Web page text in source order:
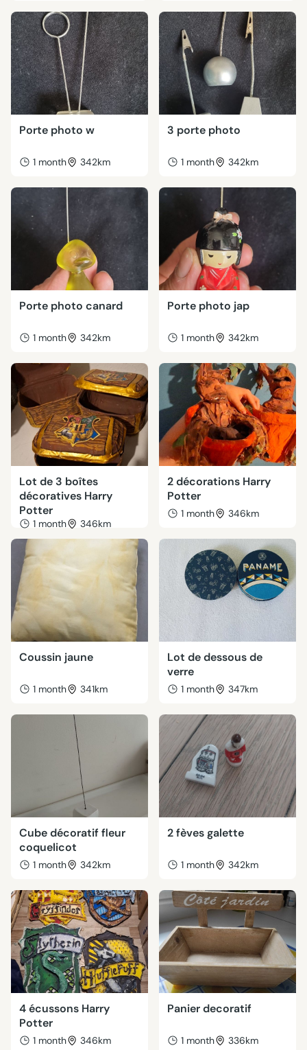
Porte photo w
1 month 342km
3 porte photo
1 month 342km
Porte photo canard
1 month 342km
Porte photo jap
1 month 342km
Lot de 3 boîtes
décoratives Harry
Potter
1 month 346km
2 décorations Harry
Potter
1 month 346km
Coussin jaune
1 month 341km
Lot de dessous de
verre
1 month 347km
Cube décoratif fleur
coquelicot
1 month 342km
2 fèves galette
1 month 342km
4 écussons Harry
Potter
1 month 346km
Panier decoratif
1 month 336km